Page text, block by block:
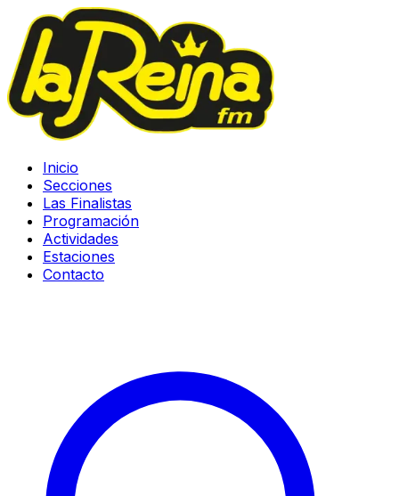
Inicio
Secciones
Las Finalistas
Programación
Actividades
Estaciones
Contacto